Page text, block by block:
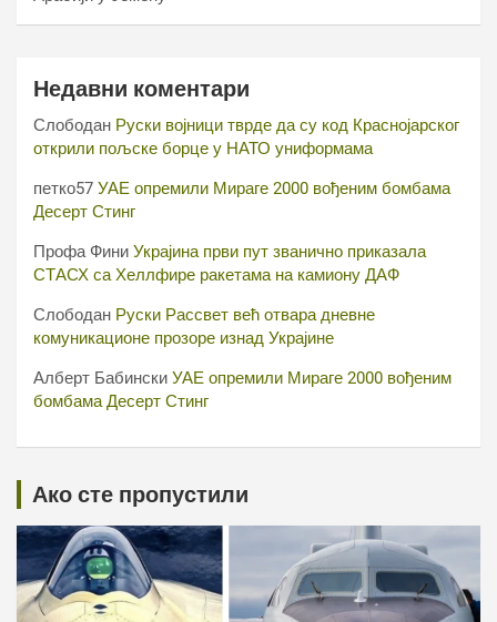
Недавни коментари
Слободан Руски војници тврде да су код Краснојарског
открили пољске борце у НАТО униформама
петко57 УАЕ опремили Мираге 2000 вођеним бомбама
Десерт Стинг
Профа Фини Украјина први пут званично приказала
СТАСХ са Хеллфире ракетама на камиону ДАФ
Слободан Руски Рассвет већ отвара дневне
комуникационе прозоре изнад Украјине
Алберт Бабински УАЕ опремили Мираге 2000 вођеним
бомбама Десерт Стинг
Ако сте пропустили